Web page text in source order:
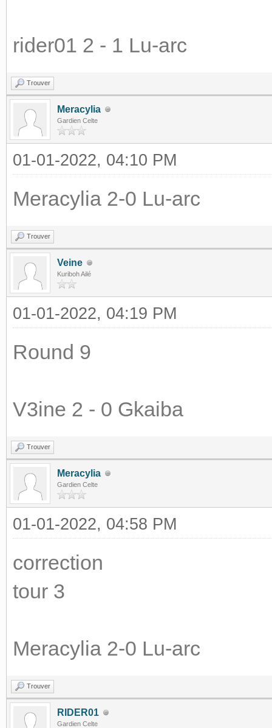
rider01 2 - 1 Lu-arc
Trouver
Meracylia
Gardien Celte
01-01-2022, 04:10 PM
Meracylia 2-0 Lu-arc
Trouver
Veine
Kuriboh Ailé
01-01-2022, 04:19 PM
Round 9
V3ine 2 - 0 Gkaiba
Trouver
Meracylia
Gardien Celte
01-01-2022, 04:58 PM
correction
tour 3
Meracylia 2-0 Lu-arc
Trouver
RIDER01
Gardien Celte